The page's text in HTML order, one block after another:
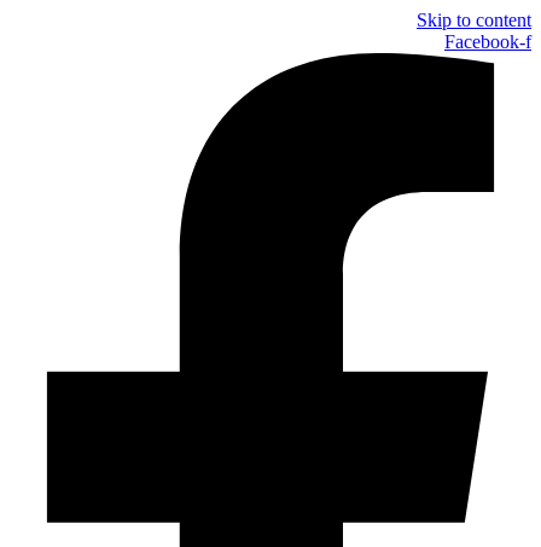
Skip to content
Facebook-f